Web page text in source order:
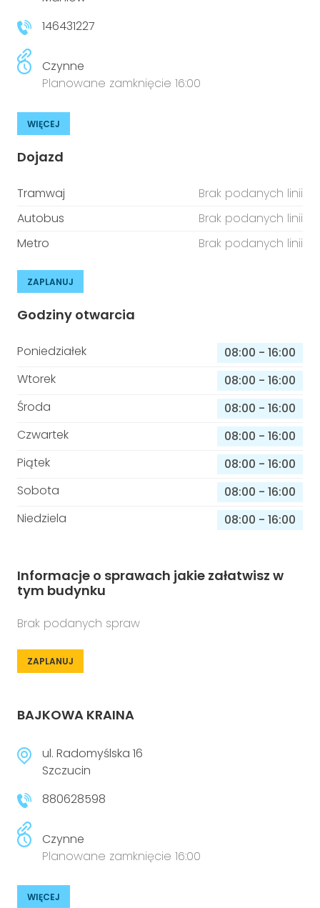
Prawo
Prawa osób z niepełnosprawnościami
Aktualności
146431227
Czynne
Planowane zamknięcie 16:00
WIĘCEJ
Dojazd
Tramwaj
Brak podanych linii
Autobus
Brak podanych linii
Metro
Brak podanych linii
ZAPLANUJ
Godziny otwarcia
Poniedziałek 08:00 - 16:00
Wtorek
08:00 - 16:00
Środa
08:00 - 16:00
Czwartek
08:00 - 16:00
Piątek
08:00 - 16:00
Sobota
08:00 - 16:00
Niedziela
08:00 - 16:00
Informacje o sprawach jakie załatwisz w
tym budynku
Brak podanych spraw
ZAPLANUJ
BAJKOWA KRAINA
ul. Radomyślska 16
Szczucin
880628598
Czynne
Planowane zamknięcie 16:00
WIĘCEJ